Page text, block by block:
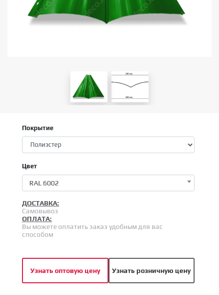
Покрытие
Цвет
RAL 6002
ДОСТАВКА:
Самовывоз
ОПЛАТА:
Вы можете оплатить заказ удобным для вас
способом
Узнать оптовую цену Узнать розничную цену